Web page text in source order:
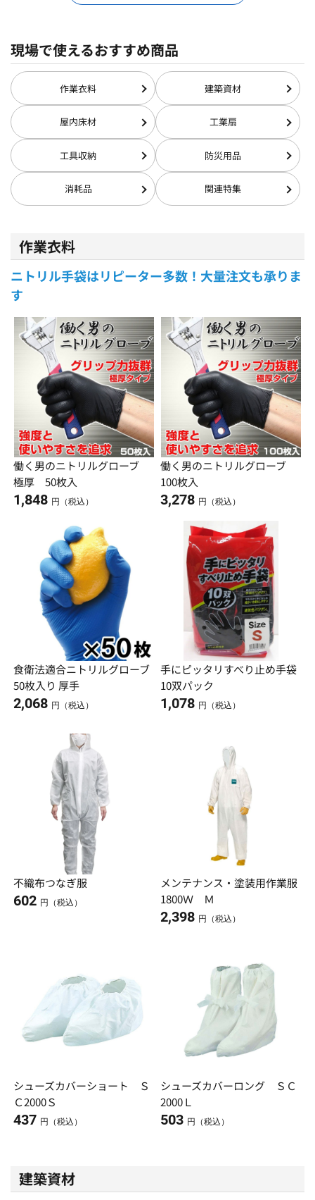
現場で使えるおすすめ商品
作業衣料 建築資材
屋内床材 工業扇
工具収納 防災用品
消耗品 関連特集
作業衣料
ニトリル手袋はリピーター多数！大量注文も承りま
す
働く男のニトリルグローブ
極厚 50枚入
1,848 円（税込）
働く男のニトリルグローブ
100枚入
3,278 円（税込）
食衛法適合ニトリルグローブ
50枚入り 厚手
2,068 円（税込）
手にピッタリすべり止め手袋
10双パック
1,078 円（税込）
不織布つなぎ服
602 円（税込）
メンテナンス・塗装用作業服
1800Ｗ Ｍ
2,398 円（税込）
シューズカバーショート Ｓ
Ｃ2000Ｓ
437 円（税込）
シューズカバーロング ＳＣ
2000Ｌ
503 円（税込）
建築資材